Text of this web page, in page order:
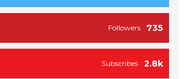
735
Followers
2.8k
Subscribes